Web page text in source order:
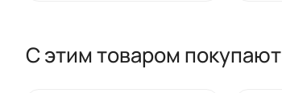
С этим товаром покупают